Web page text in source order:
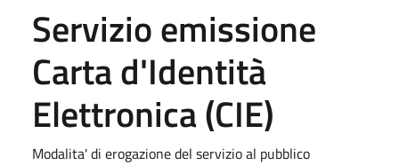
Servizio emissione
Carta d'Identità
Elettronica (CIE)
Modalita' di erogazione del servizio al pubblico